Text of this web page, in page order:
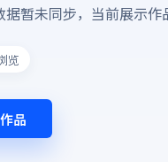
暂未同步，当前展示作
览
品